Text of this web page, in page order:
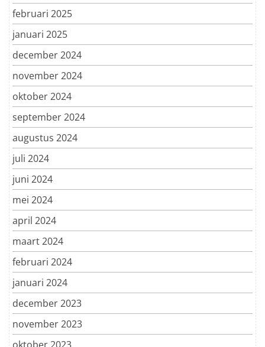
februari 2025
januari 2025
december 2024
november 2024
oktober 2024
september 2024
augustus 2024
juli 2024
juni 2024
mei 2024
april 2024
maart 2024
februari 2024
januari 2024
december 2023
november 2023